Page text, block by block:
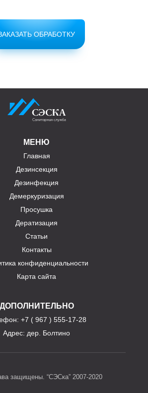
ОБРАБОТКУ
МЕНЮ
Главная
Дезинсекция
Дезинфекция
Демеркуризация
Просушка
Дератизация
Статьи
Контакты
конфиденциальности
Карта сайта
ДОПОЛНИТЕЛЬНО
: +7 ( 967 ) 555-17-28
Адрес: дер. Болтино
защищены. “СЭСка” 2007-2020